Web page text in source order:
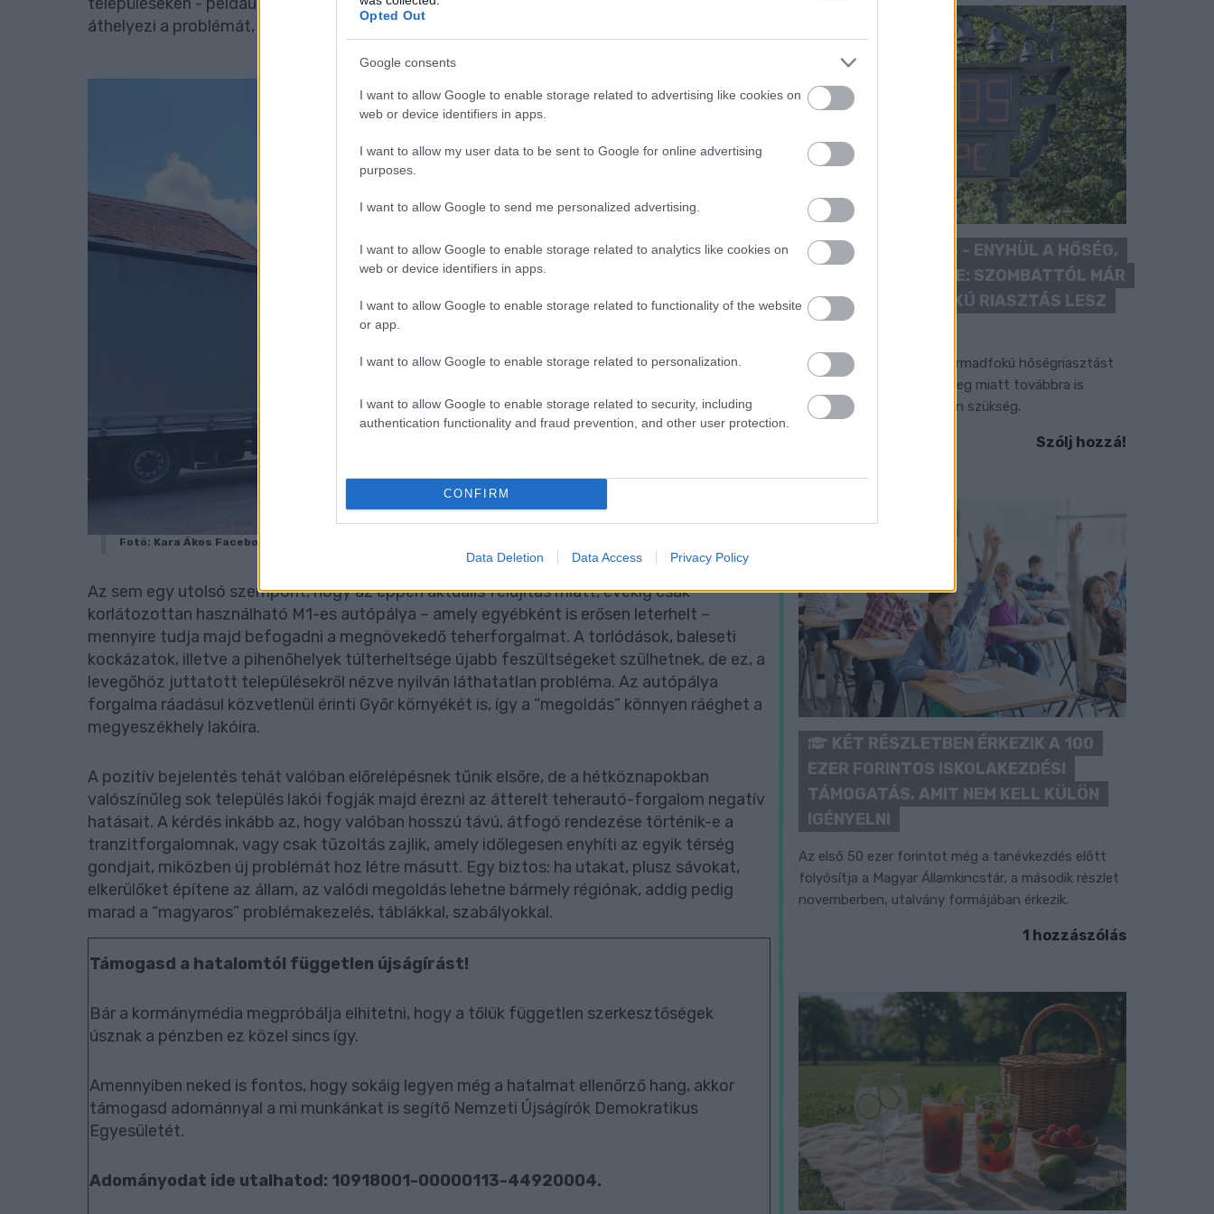
Opted Out
Google consents
I want to allow Google to enable storage related to advertising like cookies on
web or device identifiers in apps.
I want to allow my user data to be sent to Google for online advertising
purposes.
I want to allow Google to send me personalized advertising.
I want to allow Google to enable storage related to analytics like cookies on
web or device identifiers in apps.
I want to allow Google to enable storage related to functionality of the website
or app.
I want to allow Google to enable storage related to personalization.
I want to allow Google to enable storage related to security, including
authentication functionality and fraud prevention, and other user protection.
CONFIRM
Data Deletion Data Access Privacy Policy
áthelyezi a problémát, és máshol okoz fejfájást a helyieknek.
Fotó: Kara Ákos Facebook
Az sem egy utolsó szempont, hogy az éppen aktuális felújítás miatt, évekig csak
korlátozottan használható M1-es autópálya – amely egyébként is erősen leterhelt –
mennyire tudja majd befogadni a megnövekedő teherforgalmat. A torlódások, baleseti
kockázatok, illetve a pihenőhelyek túlterheltsége újabb feszültségeket szülhetnek, de ez, a
levegőhöz juttatott településekről nézve nyilván láthatatlan probléma. Az autópálya
forgalma ráadásul közvetlenül érinti Győr környékét is, így a “megoldás” könnyen ráéghet a
megyeszékhely lakóira.
A pozitív bejelentés tehát valóban előrelépésnek tűnik elsőre, de a hétköznapokban
valószínűleg sok település lakói fogják majd érezni az átterelt teherautó-forgalom negatív
hatásait. A kérdés inkább az, hogy valóban hosszú távú, átfogó rendezése történik-e a
tranzitforgalomnak, vagy csak tűzoltás zajlik, amely időlegesen enyhíti az egyik térség
gondjait, miközben új problémát hoz létre másutt. Egy biztos: ha utakat, plusz sávokat,
elkerülőket építene az állam, az valódi megoldás lehetne bármely régiónak, addig pedig
marad a “magyaros” problémakezelés, táblákkal, szabályokkal.
Támogasd a hatalomtól független újságírást!
Bár a kormánymédia megpróbálja elhitetni, hogy a tőlük független szerkesztőségek
úsznak a pénzben ez közel sincs így.
Amennyiben neked is fontos, hogy sokáig legyen még a hatalmat ellenőrző hang, akkor
támogasd adománnyal a mi munkánkat is segítő Nemzeti Újságírók Demokratikus
Egyesületét.
Adományodat ide utalhatod: 10918001-00000113-44920004.
KÁNIKULA 2026 - ENYHÜL A HŐSÉG,
DE MÉG NINCS VÉGE: SZOMBATTÓL MÁR
“CSAK” MÁSODFOKÚ RIASZTÁS LESZ
ÉRVÉNYBEN
A július vége óta tartó harmadfokú hőségriasztást
mérséklik, de a tartós meleg miatt továbbra is
fokozott óvatosságra van szükség.
Szólj hozzá!
KÉT RÉSZLETBEN ÉRKEZIK A 100
EZER FORINTOS ISKOLAKEZDÉSI
TÁMOGATÁS, AMIT NEM KELL KÜLÖN
IGÉNYELNI
Az első 50 ezer forintot még a tanévkezdés előtt
folyósítja a Magyar Államkincstár, a második részlet
novemberben, utalvány formájában érkezik.
1 hozzászólás